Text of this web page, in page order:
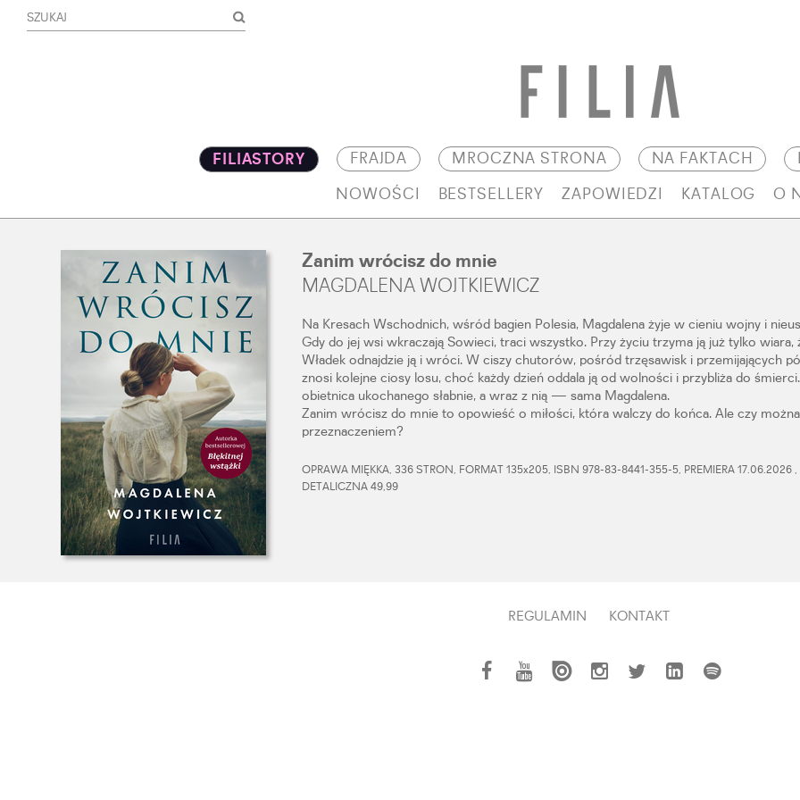
FILIASTORY FRAJDA MROCZNA STRONA NA FAKTACH
NOWOŚCI BESTSELLERY ZAPOWIEDZI KATALOG O
Zanim wrócisz do mnie
MAGDALENA WOJTKIEWICZ
Na Kresach Wschodnich, wśród bagien Polesia, Magdalena żyje w cieniu wojny i
Gdy do jej wsi wkraczają Sowieci, traci wszystko. Przy życiu trzyma ją już tylko wiara,
Władek odnajdzie ją i wróci. W ciszy chutorów, pośród trzęsawisk i przemijających
znosi kolejne ciosy losu, choć każdy dzień oddala ją od wolności i przybliża do
obietnica ukochanego słabnie, a wraz z nią — sama Magdalena.
Zanim wrócisz do mnie to opowieść o miłości, która walczy do końca. Ale czy
przeznaczeniem?
OPRAWA MIĘKKA, 336 STRON, FORMAT 135x205, ISBN 978-83-8441-355-5, PREMIERA 17.06.2026
DETALICZNA 49,99
REGULAMIN KONTAKT